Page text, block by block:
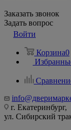
Заказать звонок
Задать вопрос
Войти
Корзина0
г. Екатеринбург,
ул. Сибирский